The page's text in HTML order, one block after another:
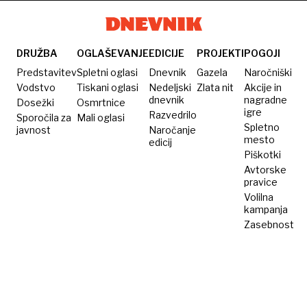
metra
novorojenčkov
na
dosmrtno
ječo
zdaj
DRUŽBA
Predstavitev
Vodstvo
Dosežki
Sporočila za
javnost
OGLAŠEVANJE
Spletni oglasi
Tiskani oglasi
Osmrtnice
Mali oglasi
EDICIJE
Dnevnik
Nedeljski
dnevnik
Razvedrilo
Naročanje
edicij
PROJEKTI
Gazela
Zlata nit
POGOJI
Naročniški
Akcije in
nagradne
igre
Spletno
mesto
Piškotki
Avtorske
pravice
Volilna
kampanja
Zasebnost